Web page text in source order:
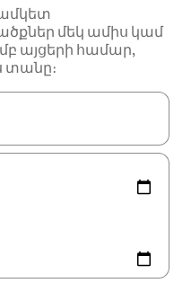
մեկ ամիս կամ
այցերի համար,
տանը։
լինեն, սլաքների